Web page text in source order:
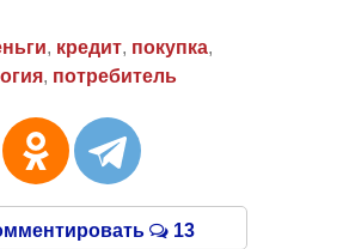
, кредит, покупка,
, потребитель
13